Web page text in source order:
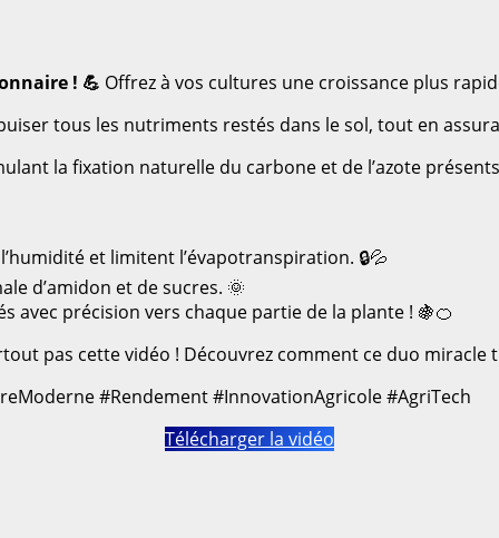
! 💪 Offrez à vos cultures une croissance plus
tous les nutriments restés dans le sol, tout en
la fixation naturelle du carbone et de l’azote présents
et limitent l’évapotranspiration. 🔒💦
d’amidon et de sucres. 🌞
avec précision vers chaque partie de la plante ! 🍇🍊
pas cette vidéo ! Découvrez comment ce duo
#Rendement #InnovationAgricole #AgriTech
Télécharger la vidéo